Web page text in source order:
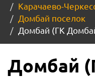
Карачаево-
Домбай поселок
Домбай (ГК
Домбай